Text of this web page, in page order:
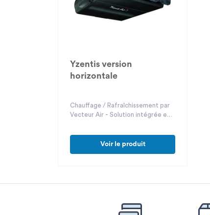
Yzentis version
horizontale
Chauffage / Rafraîchissement par
Vecteur Air - Solution intégrée en
Voir le produit